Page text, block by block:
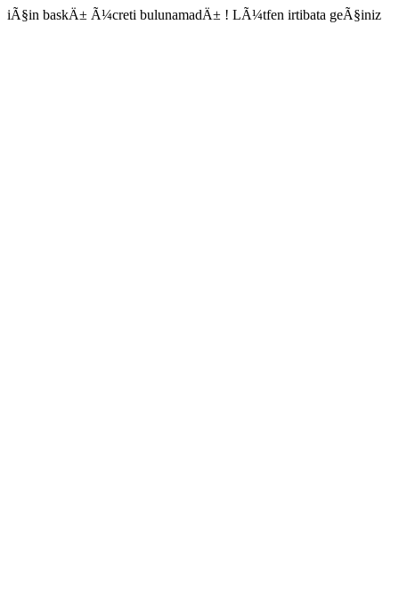
iÃ§in baskÄ± Ã¼creti bulunamadÄ± ! LÃ¼tfen irtibata geÃ§iniz